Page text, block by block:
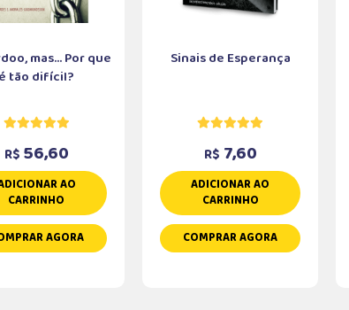
mas... Por que
tão difícil?
R$ 56,60
AO
CARRINHO
AGORA
Sinais de Esperança
R$ 7,60
ADICIONAR AO
CARRINHO
COMPRAR AGORA